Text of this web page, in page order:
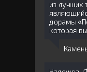
из лучших
дорамы
которая